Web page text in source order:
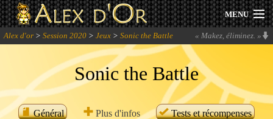
MENU
Actualités
Session 2026
Archives
Alex d'or > Session 2020 > Jeux > Sonic the Battle « Makez, éliminez. »
Sonic the Battle
Général Plus d'infos
Tests et récompenses